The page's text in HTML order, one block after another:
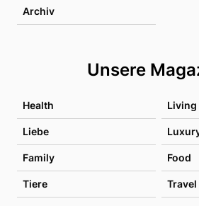
Archiv
Unsere
Health Living
Liebe
Family Food
Tiere Travel